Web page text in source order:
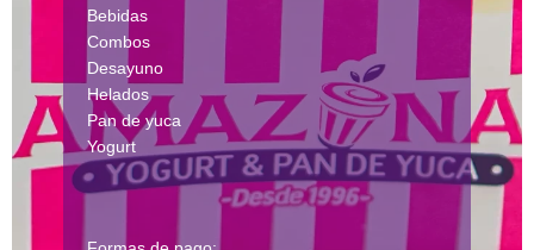
Bebidas
Combos
Desayuno
Helados
Pan de yuca
Yogurt